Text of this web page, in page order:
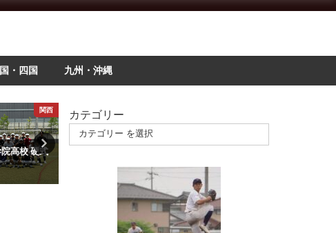
・四国 九州・沖縄
関西
高校 硬式
ク・アン「甲子園鮮烈デビュー
から、再び甲子園に舞い戻るま
カテゴリー